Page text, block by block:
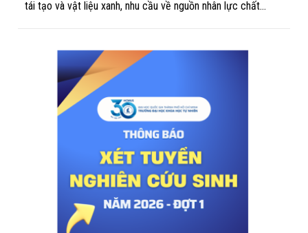
tái tạo và vật liệu xanh, nhu cầu về nguồn nhân lực chất
vững vàng, các doanh nghiệp hiện nay còn đặc biệt đánh giá
cao khả năng sử dụng tiếng Anh trong học tập, nghiên cứu
và công việc. Nhằm đáp ứng nhu cầu đó, Khoa Khoa học và
Công nghệ Vật liệu – Trường Đại học Khoa học Tự nhiên,
ĐHQG-HCM triển khai Chương trình Cử nhân Khoa học Vật
liệu và Công nghệ Vật liệu Tăng cường Tiếng Anh, mang đến
cho sinh viên môi trường học tập hiện đại, hội nhập quốc tế
và nhiều cơ hội phát triển nghề nghiệp trong tương lai.